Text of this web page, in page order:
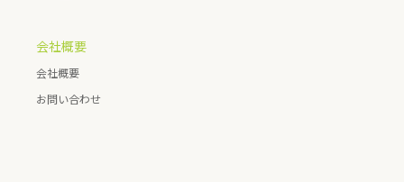
会社概要
会社概要
お問い合わせ